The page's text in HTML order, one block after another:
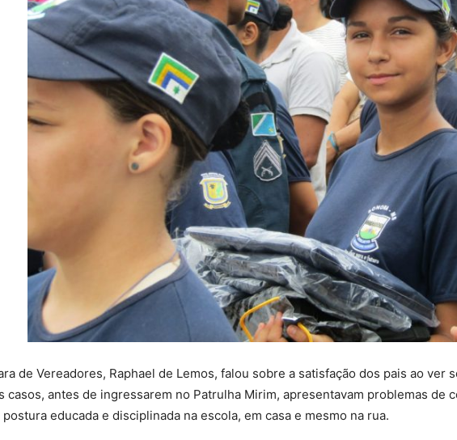
de Vereadores, Raphael de Lemos, falou sobre a satisfação dos pais ao ver
casos, antes de ingressarem no Patrulha Mirim, apresentavam problemas de
educada e disciplinada na escola, em casa e mesmo na rua.